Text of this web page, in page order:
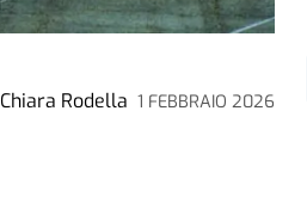
Chiara Rodella 1 FEBBRAIO 2026